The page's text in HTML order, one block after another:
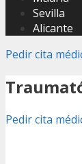
Sevilla
Alicante
Pedir cita
Pedir cita